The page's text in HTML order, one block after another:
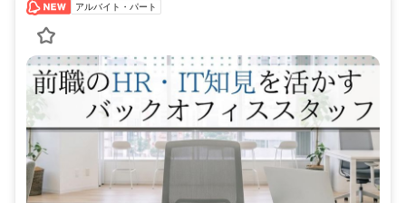
アルバイト・パート